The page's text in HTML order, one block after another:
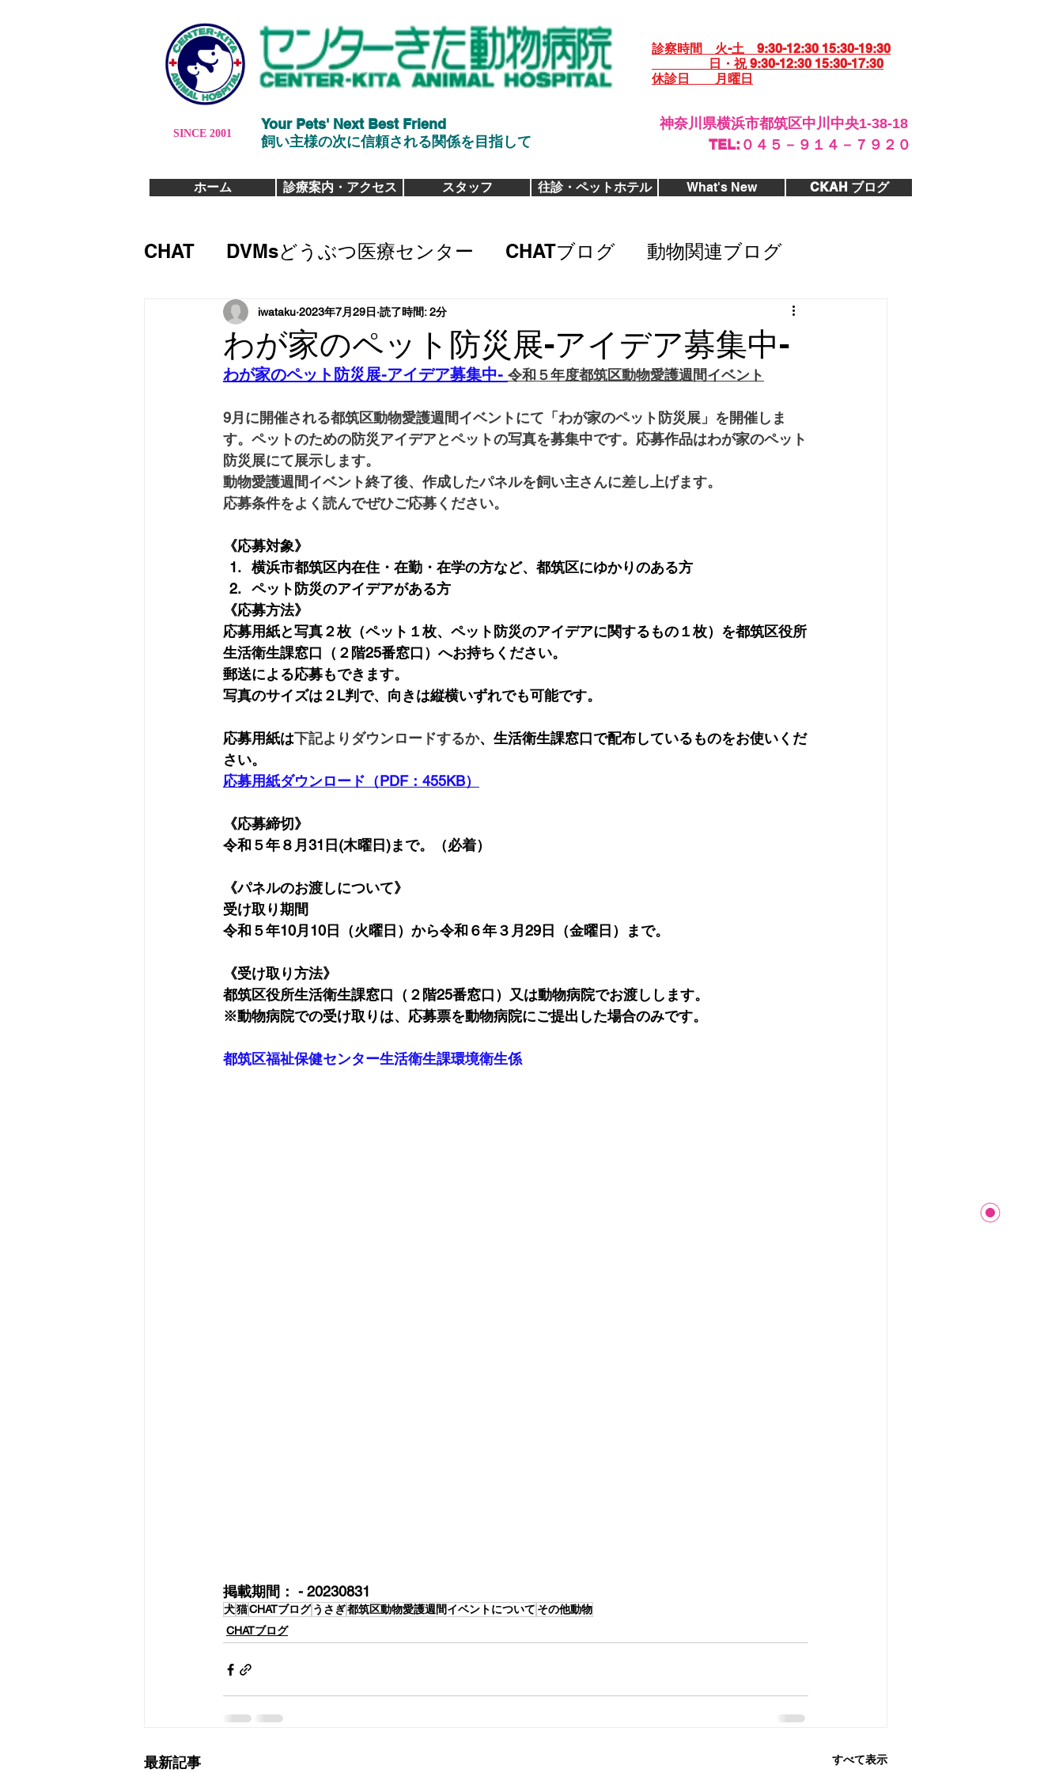
診察時間 火-土 9:30-12:30 15:30-19:30
日・祝 9:30-12:30 15:30-17:30
休診日 月曜日
SINCE 2001
Your Pets' Next Best Friend
​飼い主様の次に信頼される関係を目指して
神奈川県横浜市都筑区中川中央1-38-18
​TEL:０４５－９１４－７９２０
ホーム 診療案内・アクセス スタッフ 往診・ペットホテル What's New CKAH ブログ
CHAT DVMsどうぶつ医療センター CHATブログ 動物関連ブログ
わが家のペット防災展-アイデア募集中-
iwataku 2023年7月29日 読了時間: 2分
わが家のペット防災展-アイデア募集中- 令和５年度都筑区動物愛護週間イベント
9月に開催される都筑区動物愛護週間イベントにて「わが家のペット防災展」を開催しま
す。ペットのための防災アイデアとペットの写真を募集中です。応募作品はわが家のペット
防災展にて展示します。
動物愛護週間イベント終了後、作成したパネルを飼い主さんに差し上げます。
応募条件をよく読んでぜひご応募ください。
《応募対象》
横浜市都筑区内在住・在勤・在学の方など、都筑区にゆかりのある方
ペット防災のアイデアがある方
《応募方法》
応募用紙と写真２枚（ペット１枚、ペット防災のアイデアに関するもの１枚）を都筑区役所
生活衛生課窓口（２階25番窓口）へお持ちください。
郵送による応募もできます。
写真のサイズは２L判で、向きは縦横いずれでも可能です。
応募用紙は下記よりダウンロードするか、生活衛生課窓口で配布しているものをお使いくだ
さい。
応募用紙ダウンロード（PDF：455KB）
《応募締切》
令和５年８月31日(木曜日)まで。（必着）
《パネルのお渡しについて》
受け取り期間
令和５年10月10日（火曜日）から令和６年３月29日（金曜日）まで。
《受け取り方法》
都筑区役所生活衛生課窓口（２階25番窓口）又は動物病院でお渡しします。
※動物病院での受け取りは、応募票を動物病院にご提出した場合のみです。
都筑区福祉保健センター生活衛生課環境衛生係
掲載期間： - 20230831
犬猫CHATブログ うさぎ都筑区動物愛護週間イベントについて その他動物
CHATブログ
最新記事 すべて表示